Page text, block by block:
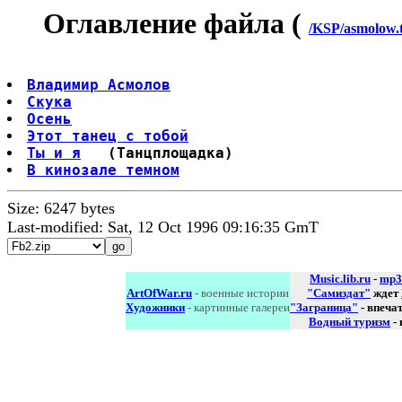
Оглавление файла ( /KSP/
Владимир Асмолов
Скука
Осень
Этот танец с тобой
Ты и я
В кинозале темном
Size: 6247 bytes
Last-modified: Sat, 12 Oct 1996 09:16:35 GmT
ArtOfWar.ru - военные истории
Художники - картинные галереи
Music.lib.ru - mp3
"Самиздат" ждет
"Заграница" -
Водный туризм -